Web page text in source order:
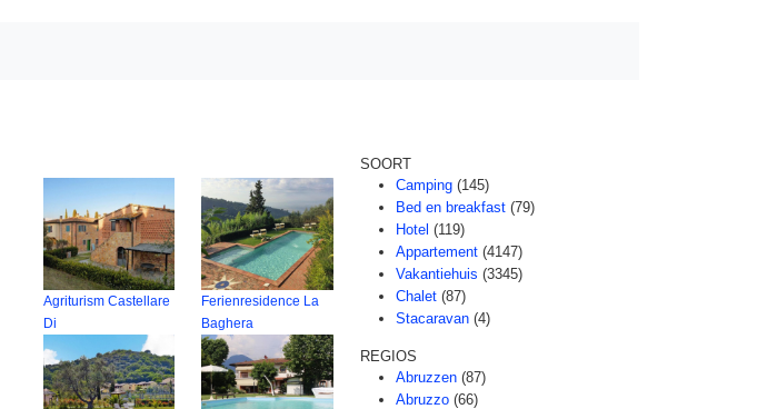
Agriturism Castellare
Di
Ferienresidence La
Baghera
SOORT
Camping (145)
Bed en breakfast (79)
Hotel (119)
Appartement (4147)
Vakantiehuis (3345)
Chalet (87)
Stacaravan (4)
REGIOS
Abruzzen (87)
Abruzzo (66)